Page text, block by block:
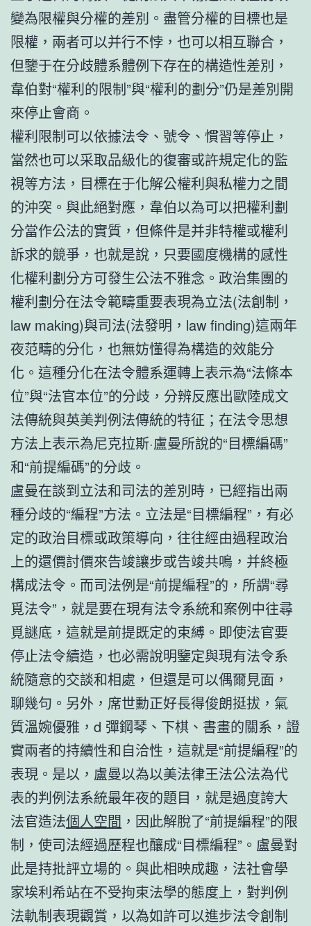
變為限權與分權的差別。盡管分權的目標也是
限權，兩者可以并行不悖，也可以相互聯合，
但鑒于在分歧體系體例下存在的構造性差別，
韋伯對“權利的限制”與“權利的劃分”仍是差別開
來停止會商。
權利限制可以依據法令、號令、慣習等停止，
當然也可以采取品級化的復審或許規定化的監
視等方法，目標在于化解公權利與私權力之間
的沖突。與此絕對應，韋伯以為可以把權利劃
分當作公法的實質，但條件是并非特權或權利
訴求的競爭，也就是說，只要國度機構的感性
化權利劃分方可發生公法不雅念。政治集團的
權利劃分在法令範疇重要表現為立法(法創制，
law making)與司法(法發明，law finding)這兩年
夜范疇的分化，也無妨懂得為構造的效能分
化。這種分化在法令體系運轉上表示為“法條本
位”與“法官本位”的分歧，分辨反應出歐陸成文
法傳統與英美判例法傳統的特征；在法令思想
方法上表示為尼克拉斯·盧曼所說的“目標編碼”
和“前提編碼”的分歧。
盧曼在談到立法和司法的差別時，已經指出兩
種分歧的“編程”方法。立法是“目標編程”，有必
定的政治目標或政策導向，往往經由過程政治
上的還價討價來告竣讓步或告竣共鳴，并終極
構成法令。而司法例是“前提編程”的，所謂“尋
覓法令”，就是要在現有法令系統和案例中往尋
覓謎底，這就是前提既定的束縛。即使法官要
停止法令續造，也必需說明鑒定與現有法令系
統隨意的交談和相處，但還是可以偶爾見面，
聊幾句。另外，席世勳正好長得俊朗挺拔，氣
質溫婉優雅，d 彈鋼琴、下棋、書畫的關系，證
實兩者的持續性和自洽性，這就是“前提編程”的
表現。是以，盧曼以為以美法律王法公法為代
表的判例法系統最年夜的題目，就是過度誇大
法官造法個人空間 ，因此解脫了“前提編程”的限
制，使司法經過歷程也釀成“目標編程”。盧曼對
此是持批評立場的。與此相映成趣，法社會學
家埃利希站在不受拘束法學的態度上，對判例
法軌制表現觀賞，以為如許可以進步法令創制